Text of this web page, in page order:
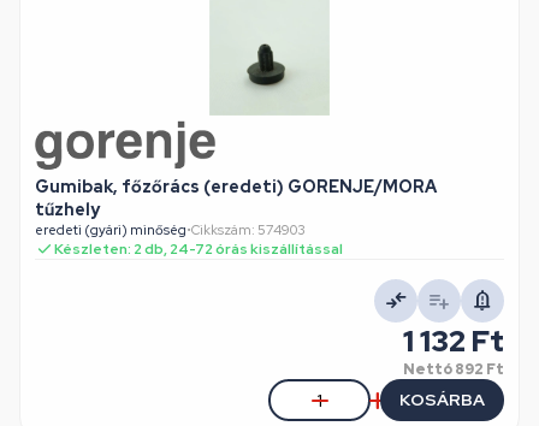
Gumibak, főzőrács (eredeti) GORENJE/MORA
tűzhely
eredeti (gyári) minőség•Cikkszám: 574903
Készleten: 2 db, 24-72 órás kiszállítással
1 132 Ft
Nettó892 Ft
KOSÁRBA